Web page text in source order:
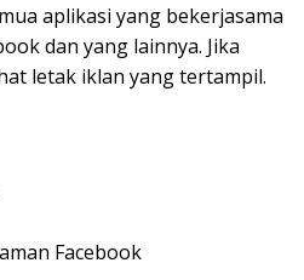
aplikasi yang bekerjasama
dan yang lainnya. Jika
letak iklan yang tertampil.
Facebook